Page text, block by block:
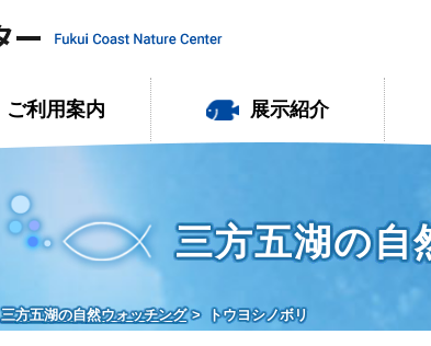
ご利用案内 展示紹介
三方五湖の自
三方五湖の自然ウォッチング トウヨシノボリ